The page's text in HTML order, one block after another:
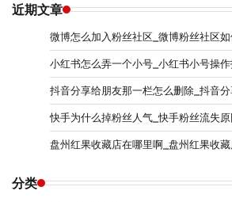
近期文章
微博怎么加入粉丝社区_微博粉丝社区如
小红书怎么弄一个小号_小红书小号操
抖音分享给朋友那一栏怎么删除_抖音
快手为什么掉粉丝人气_快手粉丝流失原
盘州红果收藏店在哪里啊_盘州红果收藏
分类